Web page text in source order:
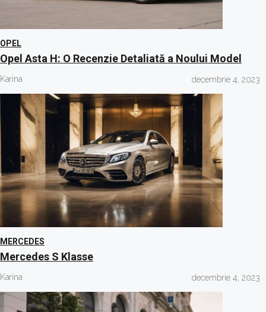
OPEL
Opel Asta H: O Recenzie Detaliată a Noului Model
Karina decembrie 4, 2023
MERCEDES
Mercedes S Klasse
Karina decembrie 4, 2023